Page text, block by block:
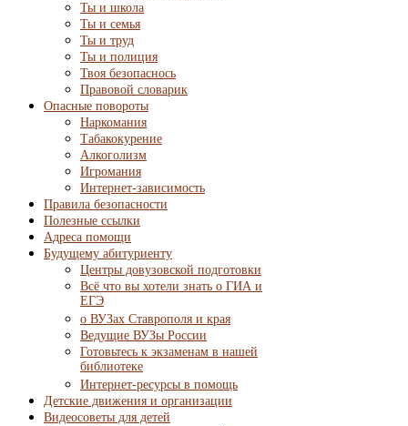
Ты и школа
Ты и семья
Ты и труд
Ты и полиция
Твоя безопаснось
Правовой словарик
Опасные повороты
Наркомания
Табакокурение
Алкоголизм
Игромания
Интернет-зависимость
Правила безопасности
Полезные ссылки
Адреса помощи
Будущему абитуриенту
Центры довузовской подготовки
Всё что вы хотели знать о ГИА и
ЕГЭ
о ВУЗах Ставрополя и края
Ведущие ВУЗы России
Готовьтесь к экзаменам в нашей
библиотеке
Интернет-ресурсы в помощь
Детские движения и организации
Видеосоветы для детей